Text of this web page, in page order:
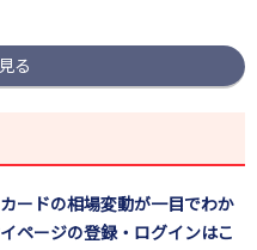
る
ードの相場変動が一目でわか
ページの登録・ログインはこ